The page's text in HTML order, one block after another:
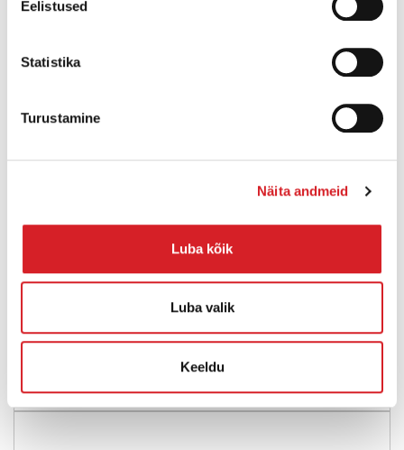
Eelistused
Statistika
Turustamine
Näita andmeid
Luba kõik
Luba valik
Keeldu
Tühjenduskõrgus: 15 m